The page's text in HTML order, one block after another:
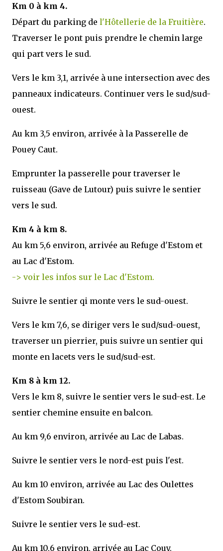
Km 0 à km 4.
Départ du parking de l'Hôtellerie de la Fruitière.
Traverser le pont puis prendre le chemin large
qui part vers le sud.
Vers le km 3,1, arrivée à une intersection avec des
panneaux indicateurs. Continuer vers le sud/sud-
ouest.
Au km 3,5 environ, arrivée à la Passerelle de
Pouey Caut.
Emprunter la passerelle pour traverser le
ruisseau (Gave de Lutour) puis suivre le sentier
vers le sud.
Km 4 à km 8.
Au km 5,6 environ, arrivée au Refuge d'Estom et
au Lac d'Estom.
-> voir les infos sur le Lac d'Estom.
Suivre le sentier qi monte vers le sud-ouest.
Vers le km 7,6, se diriger vers le sud/sud-ouest,
traverser un pierrier, puis suivre un sentier qui
monte en lacets vers le sud/sud-est.
Km 8 à km 12.
Vers le km 8, suivre le sentier vers le sud-est. Le
sentier chemine ensuite en balcon.
Au km 9,6 environ, arrivée au Lac de Labas.
Suivre le sentier vers le nord-est puis l'est.
Au km 10 environ, arrivée au Lac des Oulettes
d'Estom Soubiran.
Suivre le sentier vers le sud-est.
Au km 10,6 environ, arrivée au Lac Couy.